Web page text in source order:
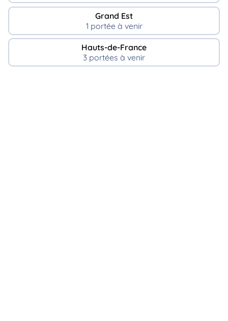
Grand Est
1 portée à venir
Hauts-de-France
3 portées à venir